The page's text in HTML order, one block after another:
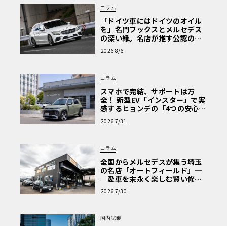
コラム
「ドイツ車にはドイツのオイル
を」名門フックスとメルセデス
の深い縁。名店が推す公認の安
心と、Cクラスで味わうシルキー
な走り〈PR〉
2026 8/6
コラム
スマホで完結、サポートは万
全！ 新型EV「インスター」で実
感するヒョンデの「4つの安心」
【第1回・ヒョンデ6つの疑問：
Why? Hyundai?】〈PR〉
2026 7/31
コラム
全国からメルセデスが集う埼玉
の名店「オートフィールド」─
─愛車を末永く楽しむ賢い修理
術と、プロがフックス製オイル
を選ぶ理由〈PR〉
2026 7/30
国内試乗